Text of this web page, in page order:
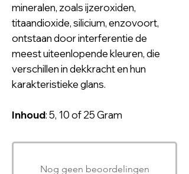
mineralen, zoals ijzeroxiden,
titaandioxide, silicium, enzovoort,
ontstaan door interferentie de
meest uiteenlopende kleuren, die
verschillen in dekkracht en hun
karakteristieke glans.
Inhoud: 5, 10 of 25 Gram
Nog geen beoordelingen